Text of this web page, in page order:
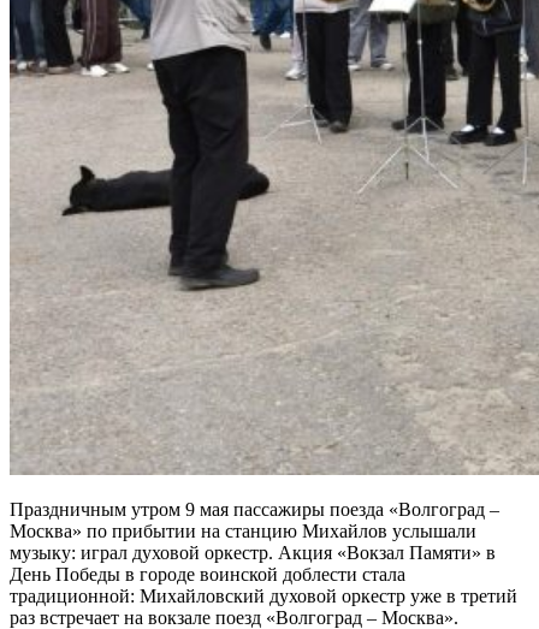
Праздничным утром 9 мая пассажиры поезда «Волгоград –
Москва» по прибытии на станцию Михайлов услышали
музыку: играл духовой оркестр. Акция «Вокзал Памяти» в
День Победы в городе воинской доблести стала
традиционной: Михайловский духовой оркестр уже в третий
раз встречает на вокзале поезд «Волгоград – Москва».